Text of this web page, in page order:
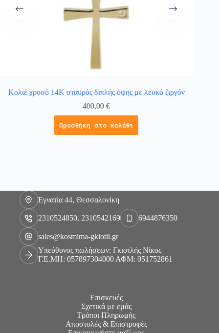
Κολιέ χρυσό 14Κ σταυρός διπλής όψης με λευκό ζιργόν
400,00€
Προσθήκη στο καλάθι
Εγνατία 44, Θεσσαλονίκη
2310524850, 2310542169 6944876350
sales@kosmima-gkiotli.gr
Υπεύθυνος πωλήσεων: Γκιοτλής Νίκος
Γ.Ε.ΜΗ: 057897304000 ΑΦΜ: 051752861
Επισκευές
Σχετικά με εμάς
Τρόποι Πληρωμής
Αποστολές & Επιστροφές